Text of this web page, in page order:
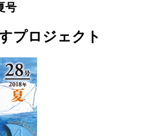
号
プロジェクト